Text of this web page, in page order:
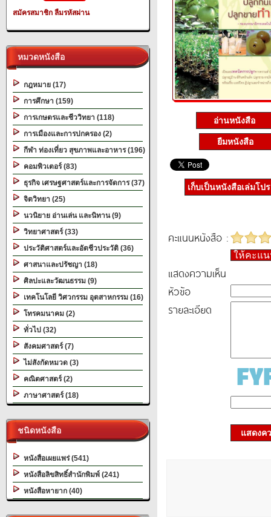
สมัครสมาชิก ลืมรหัสผ่าน
หมวดหนังสือ
กฎหมาย (17)
การศึกษา (159)
การเกษตรและชีววิทยา (118)
การเมืองและการปกครอง (2)
กีฬา ท่องเที่ยว สุขภาพและอาหาร (196)
คอมพิวเตอร์ (83)
ธุรกิจ เศรษฐศาสตร์และการจัดการ (37)
จิตวิทยา (25)
นวนิยาย อ่านเล่น และนิทาน (9)
วิทยาศาสตร์ (33)
ประวัติศาสตร์และอัตชีวประวัติ (36)
ศาสนาและปรัชญา (18)
ศิลปะและวัฒนธรรม (9)
เทคโนโลยี วิศวกรรม อุตสาหกรรม (16)
โทรคมนาคม (2)
ทั่วไป (32)
สังคมศาสตร์ (7)
ไม่สังกัดหมวด (3)
คณิตศาสตร์ (2)
ภาษาศาสตร์ (18)
ชนิดหนังสือ
หนังสือเผยแพร่ (541)
หนังสือลิขสิทธิ์สำนักพิมพ์ (241)
หนังสือหายาก (40)
อ่านหนังสือ
ยืมหนังสือ
เก็บเป็นหนังสือเล่มโป
คะแนนหนังสือ :
ให้คะแ
แสดงความเห็น
หัวข้อ
รายละเอียด
แสดงค